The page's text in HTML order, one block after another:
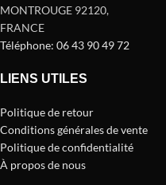
MONTROUGE 92120,
FRANCE
Téléphone: 06 43 90 49 72
LIENS UTILES
Politique de retour
Conditions générales de vente
Politique de confidentialité
À propos de nous